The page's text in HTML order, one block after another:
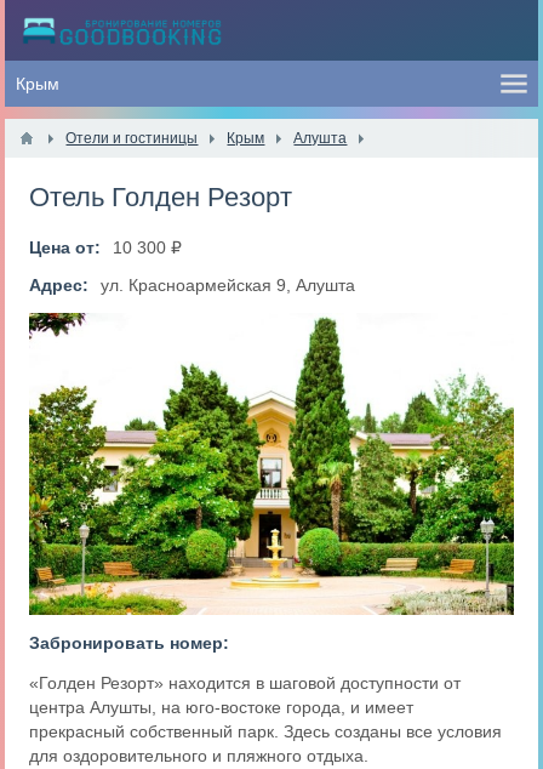
Отели и гостиницы Крым Алушта
Отель Голден Резорт
Цена от:
10 300 ₽
Адрес:
ул. Красноармейская 9, Алушта
Забронировать номер:
«Голден Резорт» находится в шаговой доступности от
центра Алушты, на юго-востоке города, и имеет
прекрасный собственный парк. Здесь созданы все условия
для оздоровительного и пляжного отдыха.